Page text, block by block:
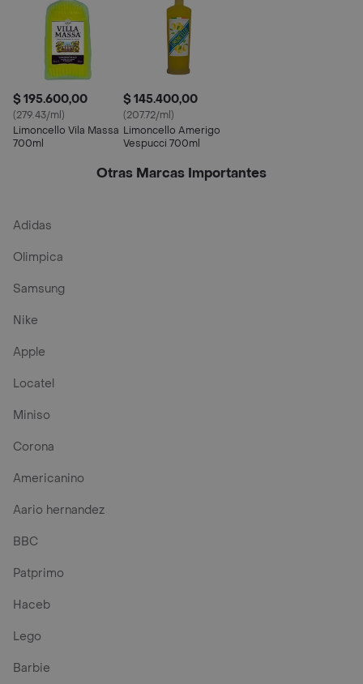
$ 195.600,00
(279.43/ml)
Limoncello Vila Massa
700ml
$ 145.400,00
(207.72/ml)
Limoncello Amerigo
Vespucci 700ml
Otras Marcas Importantes
Adidas
Olimpica
Samsung
Nike
Apple
Locatel
Miniso
Corona
Americanino
Aario hernandez
BBC
Patprimo
Haceb
Lego
Barbie